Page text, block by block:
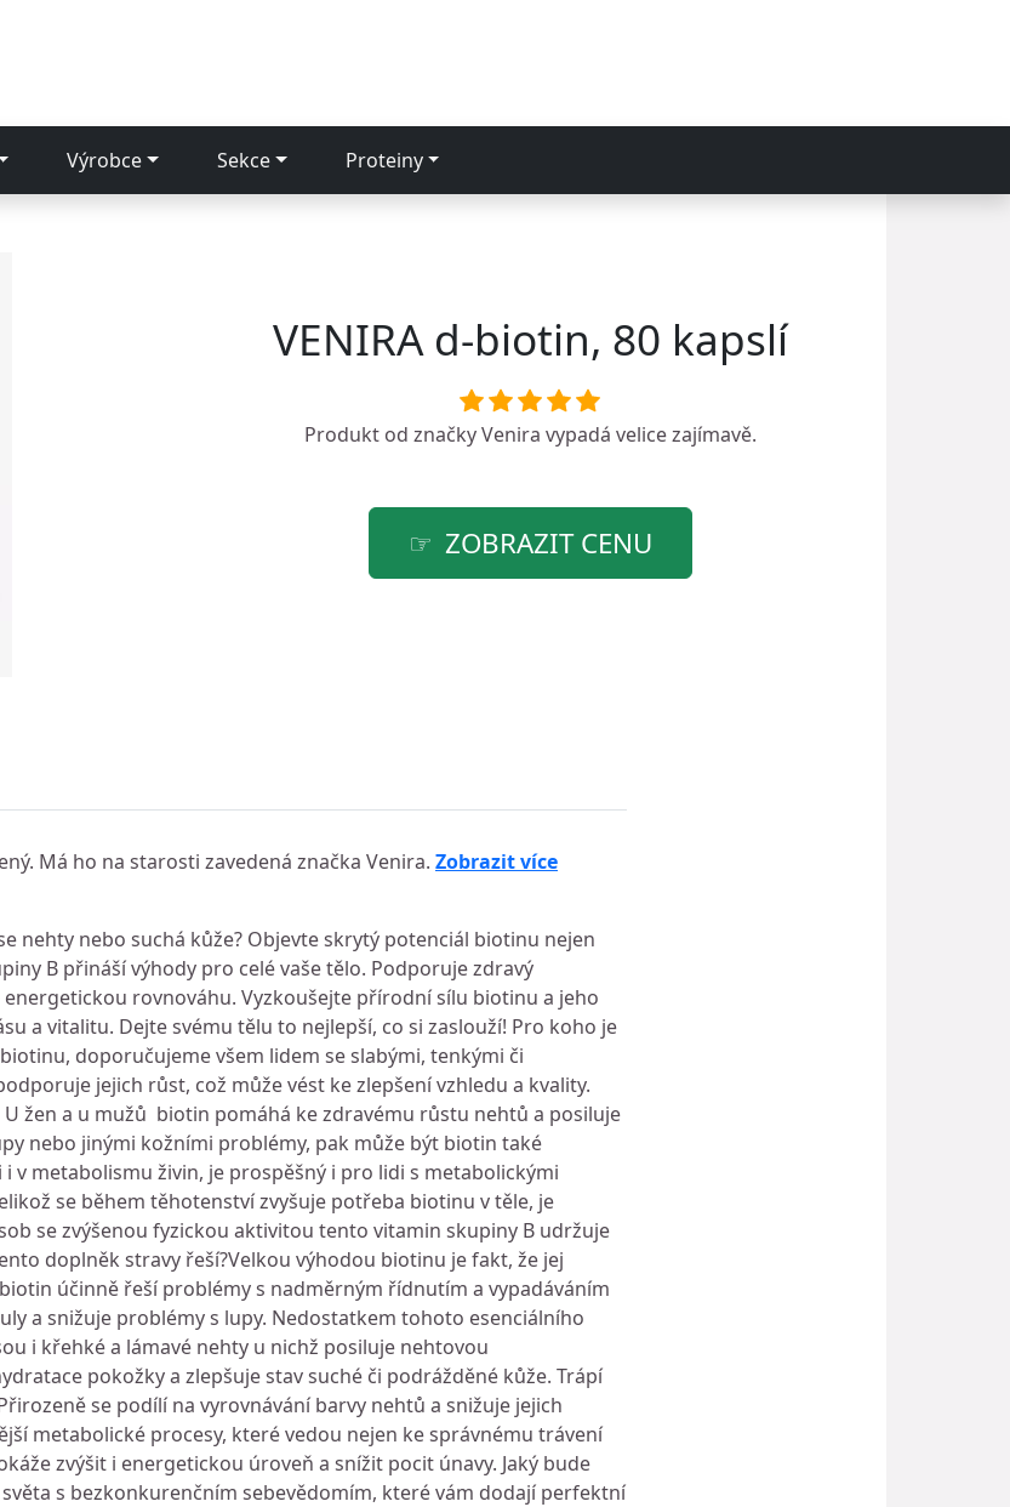
Výrobce Sekce Proteiny
VENIRA d-biotin, 80 kapslí
Produkt od značkyVenira vypadá velice zajímavě.
ZOBRAZIT CENU
Má ho na starosti zavedená značka Venira. Zobrazit více
nehty nebo suchá kůže? Objevte skrytý potenciál biotinu nejen
B přináší výhody pro celé vaše tělo. Podporuje zdravý
rovnováhu. Vyzkoušejte přírodní sílu biotinu a jeho
a vitalitu. Dejte svému tělu to nejlepší, co si zaslouží! Pro koho je
doporučujeme všem lidem se slabými, tenkými či
jejich růst, což může vést ke zlepšení vzhledu a kvality.
žen a u mužů biotin pomáhá ke zdravému růstu nehtů a posiluje
nebo jinými kožními problémy, pak může být biotin také
metabolismu živin, je prospěšný i pro lidi s metabolickými
se během těhotenství zvyšuje potřeba biotinu v těle, je
se zvýšenou fyzickou aktivitou tento vitamin skupiny B udržuje
doplněk stravy řeší?Velkou výhodou biotinu je fakt, že jej
účinně řeší problémy s nadměrným řídnutím a vypadáváním
a snižuje problémy s lupy. Nedostatkem tohoto esenciálního
i křehké a lámavé nehty u nichž posiluje nehtovou
pokožky a zlepšuje stav suché či podrážděné kůže. Trápí
se podílí na vyrovnávání barvy nehtů a snižuje jejich
metabolické procesy, které vedou nejen ke správnému trávení
zvýšit i energetickou úroveň a snížit pocit únavy. Jaký bude
s bezkonkurenčním sebevědomím, které vám dodají perfektní